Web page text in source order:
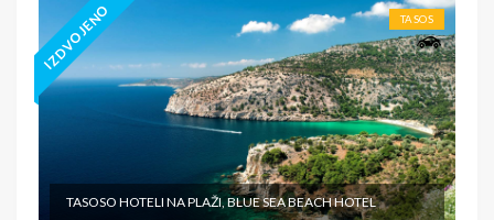
IZDVOJENO TASOS
TASOSO HOTELI NA PLAŽI, BLUE SEA BEACH HOTEL